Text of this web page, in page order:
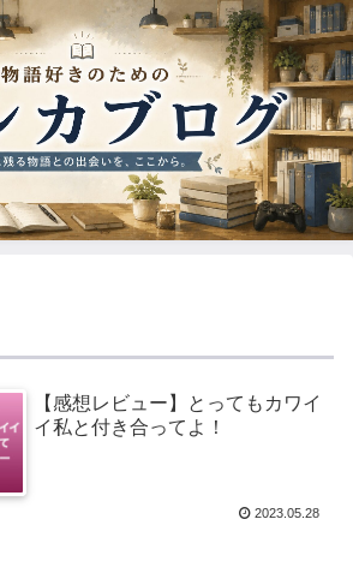
【感想レビュー】とってもカワイ
イ私と付き合ってよ！
2023.05.28